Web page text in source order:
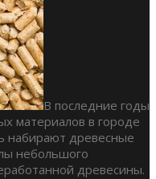
В последние годы
материалов в городе
набирают древесные
небольшого
древесины.